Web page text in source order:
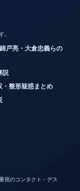
。
戸亮・大倉忠義らの
説
・整形疑惑まとめ
視のコンタクト・デス